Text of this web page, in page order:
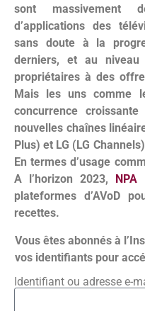
sont massivement
d’applications des
sans doute à la
derniers, et au
propriétaires à des
Mais les uns comme
concurrence
nouvelles chaînes
Plus) et LG (LG
En termes d’usage
A l’horizon 2023,
NPA
plateformes d’AVoD
recettes.
Vous êtes abonnés à
vos identifiants pour
Identifiant ou adresse e-